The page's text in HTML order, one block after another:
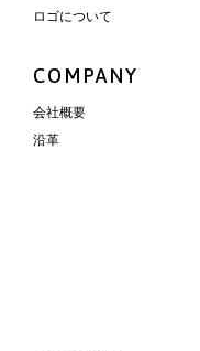
ロゴについて
COMPANY
会社概要
沿革